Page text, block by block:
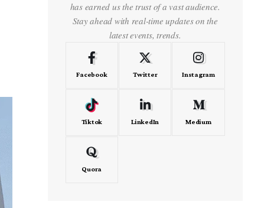
has earned us the trust of a vast audience.
Stay ahead with real-time updates on the
latest events, trends.
Facebook Twitter Instagram
Tiktok LinkedIn Medium
Quora